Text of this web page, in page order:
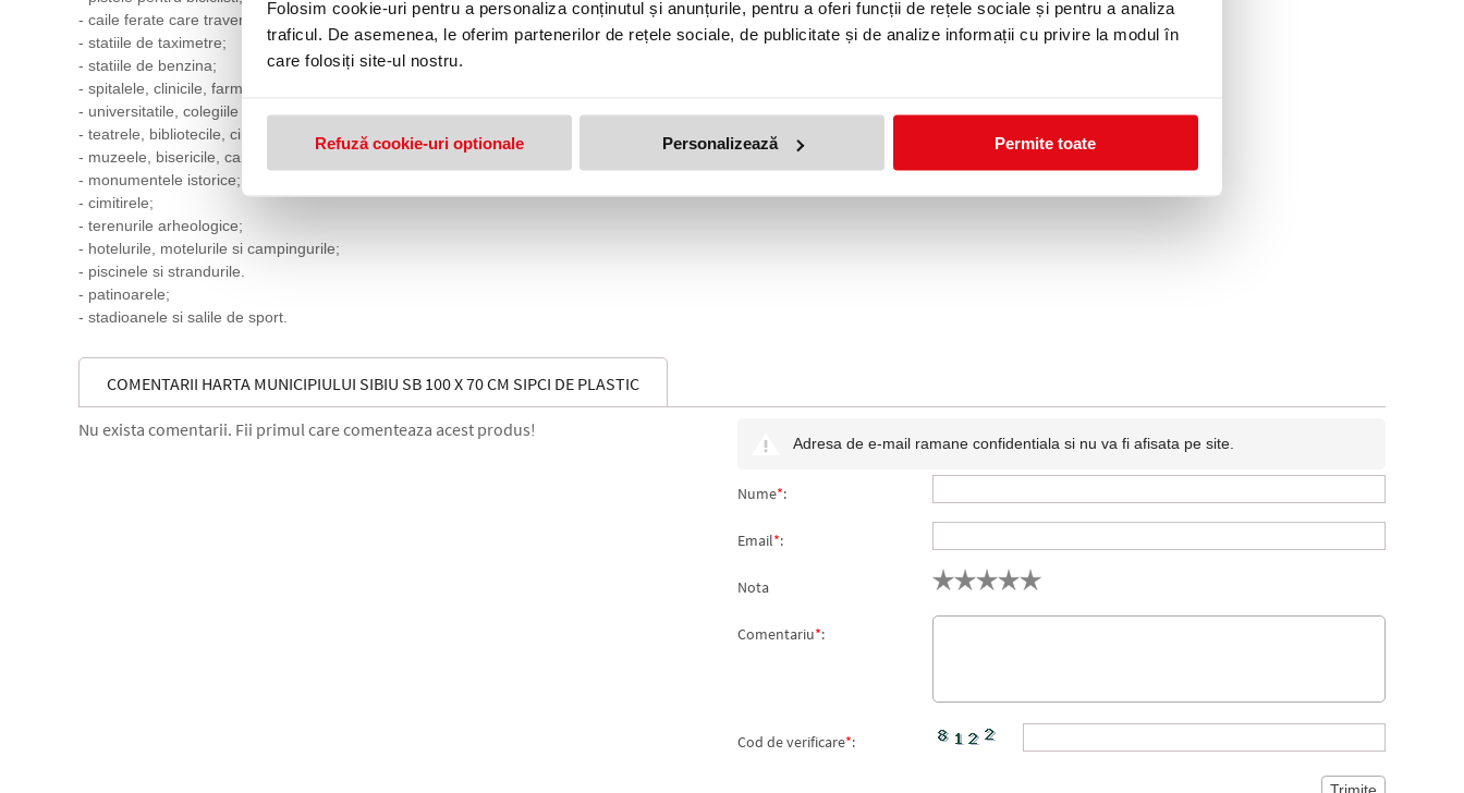
Folosim cookie-uri pentru a personaliza conținutul și anunțurile, pentru a oferi funcții de rețele sociale și pentru a analiza
traficul. De asemenea, le oferim partenerilor de rețele sociale, de publicitate și de analize informații cu privire la modul în
care folosiți site-ul nostru.
Refuză cookie-uri optionale Personalizează Permite toate
- caile ferate care traverseaza orasul;
- statiile de taximetre;
- statiile de benzina;
- spitalele, clinicile, farmaciile;
- universitatile, colegiile si institutiile de invatamant;
- teatrele, bibliotecile, cinematografele, centrele de cultura;
- muzeele, bisericile, capelele;
- monumentele istorice;
- cimitirele;
- terenurile arheologice;
- hotelurile, motelurile si campingurile;
- piscinele si strandurile.
- patinoarele;
- stadioanele si salile de sport.
COMENTARII HARTA MUNICIPIULUI SIBIU SB 100 X 70 CM SIPCI DE PLASTIC
Nu exista comentarii. Fii primul care comenteaza acest produs!
Adresa de e-mail ramane confidentiala si nu va fi afisata pe site.
Nume*:
Email*:
Nota
Comentariu*:
Cod de verificare*: